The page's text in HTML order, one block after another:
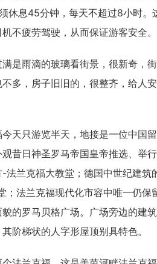
休息45分钟，每天不超过8小时。
不疲劳驾驶，从而保证游客安全。
雨滴的玻璃看街景，很新奇，
多，房子旧旧的，很整齐，给人
只游览半天，地接是一位中国
昔日神圣罗马帝国皇帝推选、举
法兰克福大教堂；德国中世纪建筑
；法兰克福现代化市容中唯一仍保
的罗马贝格广场。广场旁边的建
阶梯状的人字形屋顶别具特色。